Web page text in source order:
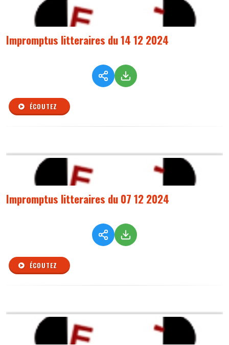
Impromptus litteraires du 14 12 2024
ÉCOUTEZ
Impromptus litteraires du 07 12 2024
ÉCOUTEZ